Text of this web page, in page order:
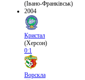
(Івано-Франківськ)
2004
Кристал
(Херсон)
0:1
Ворскла